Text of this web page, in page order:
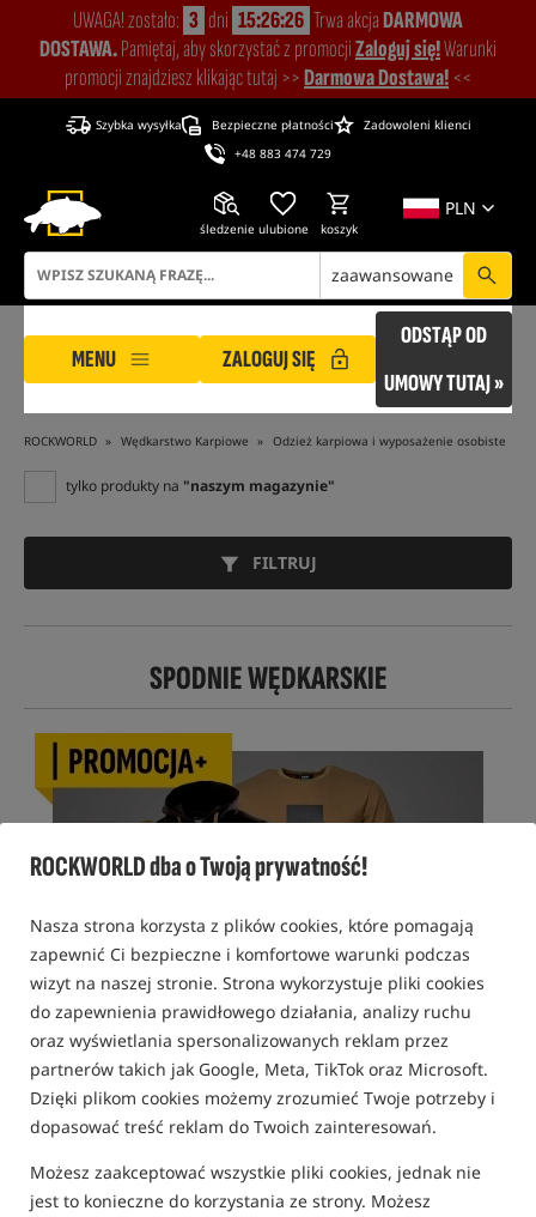
ROCKWORLD dba o Twoją prywatność!
Nasza strona korzysta z plików cookies, które pomagają
zapewnić Ci bezpieczne i komfortowe warunki podczas
wizyt na naszej stronie. Strona wykorzystuje pliki cookies
do zapewnienia prawidłowego działania, analizy ruchu
oraz wyświetlania spersonalizowanych reklam przez
partnerów takich jak Google, Meta, TikTok oraz Microsoft.
Dzięki plikom cookies możemy zrozumieć Twoje potrzeby i
dopasować treść reklam do Twoich zainteresowań.
Możesz zaakceptować wszystkie pliki cookies, jednak nie
jest to konieczne do korzystania ze strony. Możesz
UWAGA! zostało: 3 dni 15:26:25 Trwa akcjaDARMOWA
DOSTAWA.Pamiętaj, aby skorzystać z promocjiZaloguj się!Warunki
promocji znajdziesz klikając tutaj >>Darmowa Dostawa! <<
Szybka wysyłka Bezpieczne płatności
Zadowoleni klienci
+48 883 474 729
PLN
śledzenie ulubione koszyk
zaawansowane
MENU ZALOGUJ SIĘ
ODSTĄP OD
UMOWY TUTAJ »
ROCKWORLD Wędkarstwo Karpiowe Odzież karpiowa i wyposażenie osobiste
tylko produkty na "naszym magazynie"
FILTRUJ
SPODNIE WĘDKARSKIE
Promocja